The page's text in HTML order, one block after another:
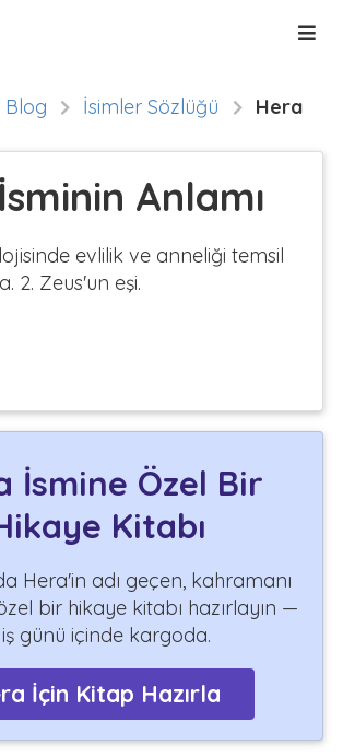
Blog İsimler Sözlüğü Hera
Anlamı
evlilik ve anneliği temsil
2. Zeus'un eşi.
İsmine Özel Bir
Kitabı
Hera'in adı geçen, kahramanı
bir hikaye kitabı hazırlayın —
günü içinde kargoda.
İçin Kitap Hazırla